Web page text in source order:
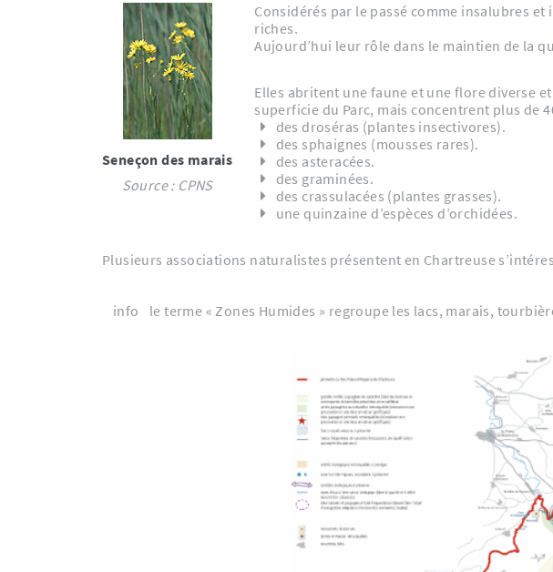
Seneçon des marais
Source : CPNS
Considérés par le passé comme insalubres
riches.
Aujourd’hui leur rôle dans le maintien de la
Elles abritent une faune et une flore diverse
superficie du Parc, mais concentrent plus de
des droséras (plantes insectivores).
des sphaignes (mousses rares).
des asteracées.
des graminées.
des crassulacées (plantes grasses).
une quinzaine d’espèces d’orchidées.
Plusieurs associations naturalistes présentent en Chartreuse
info le terme « Zones Humides » regroupe les lacs, marais,